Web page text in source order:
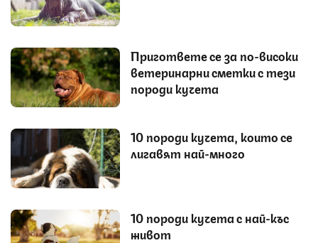
Пригответе се за по-високи
ветеринарни сметки с тези
породи кучета
10 породи кучета, които се
лигавят най-много
10 породи кучета с най-къс
живот